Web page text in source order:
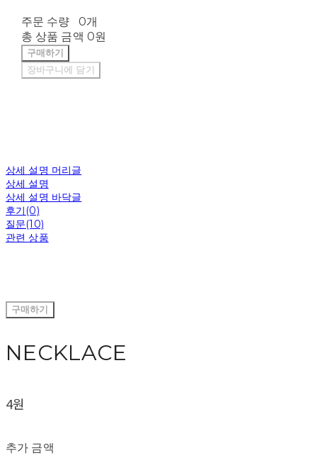
주문 수량
0개
총 상품 금액 0원
구매하기
장바구니에 담기
상세 설명 머리글
상세 설명
상세 설명 바닥글
후기(0)
질문(10)
관련 상품
구매하기
NECKLACE
4원
추가 금액